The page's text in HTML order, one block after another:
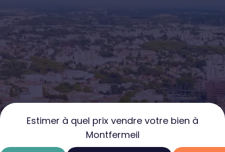
Estimer à quel prix vendre votre bien à
Montfermeil